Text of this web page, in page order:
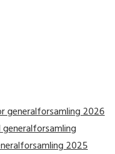
generalforsamling 2026
2025